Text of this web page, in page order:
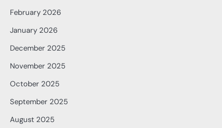
February 2026
January 2026
December 2025
November 2025
October 2025
September 2025
August 2025